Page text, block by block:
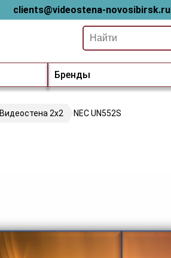
clients@videostena-novosibirsk.ru
Бренды
Видеостена 2x2 NEC UN552S